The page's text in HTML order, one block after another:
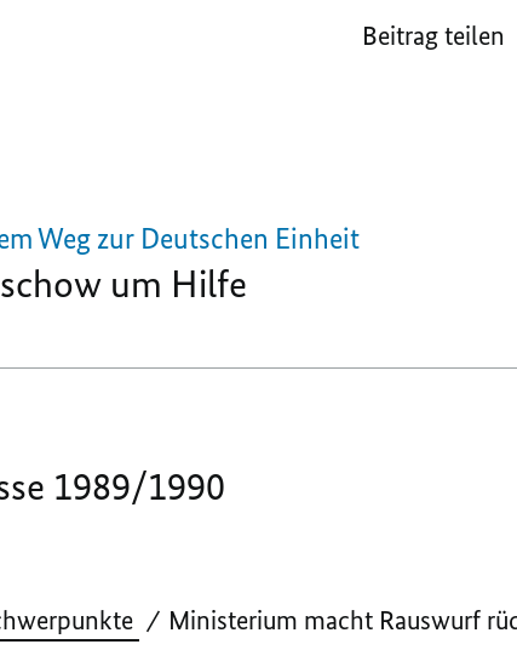
Beitrag teilen
Weg zur Deutschen Einheit
um Hilfe
1989/1990
Ministerium macht Rauswurf